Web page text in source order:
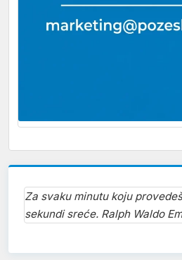
Za svaku minutu koju
sekundi sreće. Ralph Waldo